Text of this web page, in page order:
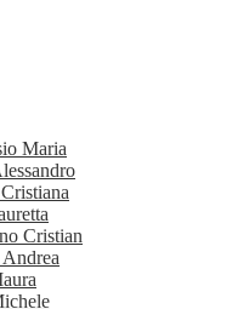
Maria
Cristian